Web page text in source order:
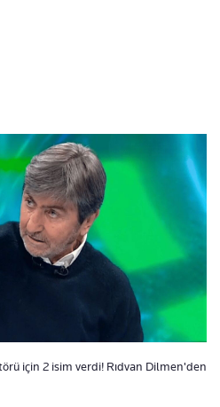
için 2 isim verdi! Rıdvan Dilmen'den